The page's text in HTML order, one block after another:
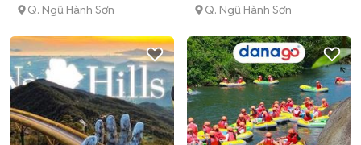
Q. Ngũ Hành Sơn Q. Ngũ Hành Sơn